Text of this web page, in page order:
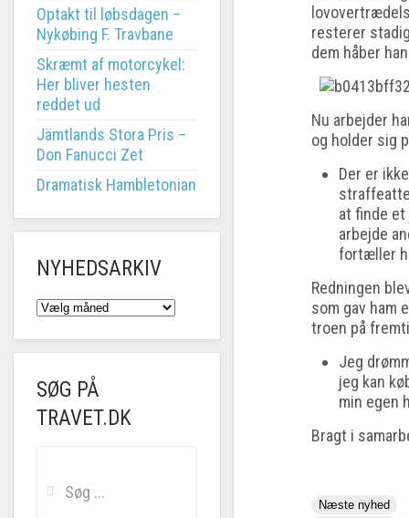
resterer
dem håber
Nu arbejder
og holder sig
Der er
at finde
arbejde
fortæller
Redningen
som gav ham
troen på
Jeg
jeg kan
min egen
Bragt i
Næste nyhed
Optakt til løbsdagen –
Nykøbing F. Travbane
Skræmt af motorcykel:
Her bliver hesten
reddet ud
Jämtlands Stora Pris –
Don Fanucci Zet
Dramatisk Hambletonian
NYHEDSARKIV
NYHEDSARKIV
SØG PÅ
TRAVET.DK